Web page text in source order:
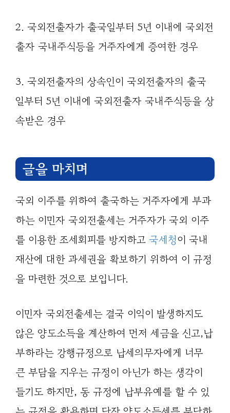
2. 국외전출자가 출국일부터 5년 이내에 국외전
출자 국내주식등을 거주자에게 증여한 경우
3. 국외전출자의 상속인이 국외전출자의 출국
일부터 5년 이내에 국외전출자 국내주식등을 상
속받은 경우
글을 마치며
국외 이주를 위하여 출국하는 거주자에게 부과
하는 이민자 국외전출세는 거주자가 국외 이주
를 이용한 조세회피를 방지하고 국세청이 국내
재산에 대한 과세권을 확보하기 위하여 이 규정
을 마련한 것으로 보입니다.
이민자 국외전출세는 결국 이익이 발생하지도
않은 양도소득을 계산하여 먼저 세금을 신고,납
부하라는 강행규정으로 납세의무자에게 너무
큰 부담을 지우는 규정이 아닌가 하는 생각이
들기도 하지만, 동 규정에 납부유예를 할 수 있